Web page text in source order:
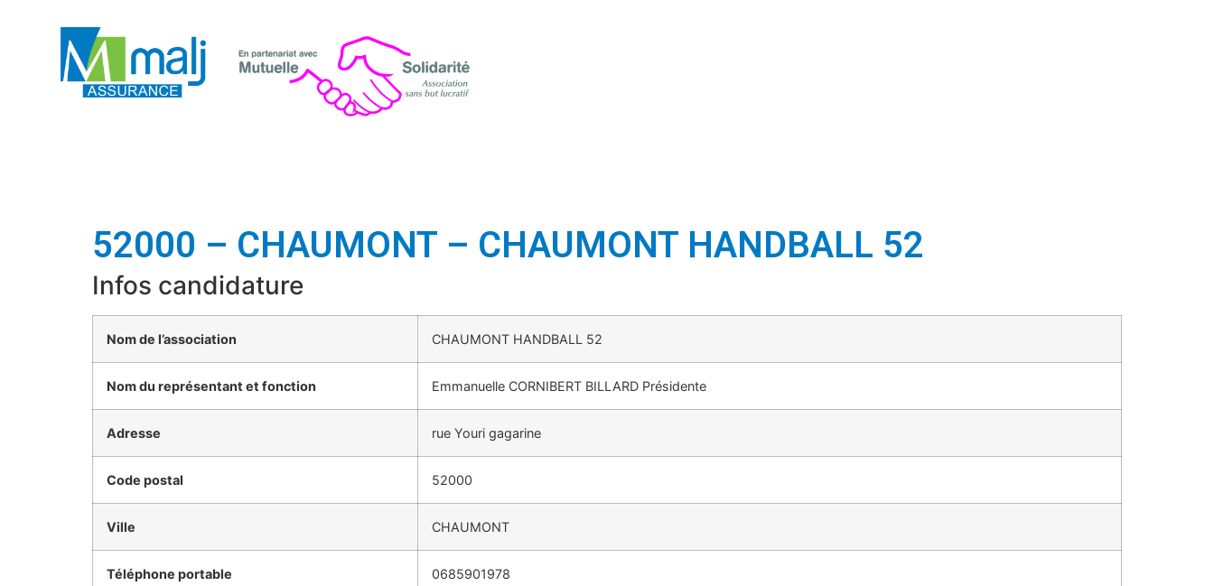
52000 – CHAUMONT – CHAUMONT HANDBALL 52
Infos candidature
Nom de l’association CHAUMONT HANDBALL 52
Nom du représentant et fonction Emmanuelle CORNIBERT BILLARD Présidente
Adresse rue Youri gagarine
Code postal 52000
Ville CHAUMONT
Téléphone portable 0685901978